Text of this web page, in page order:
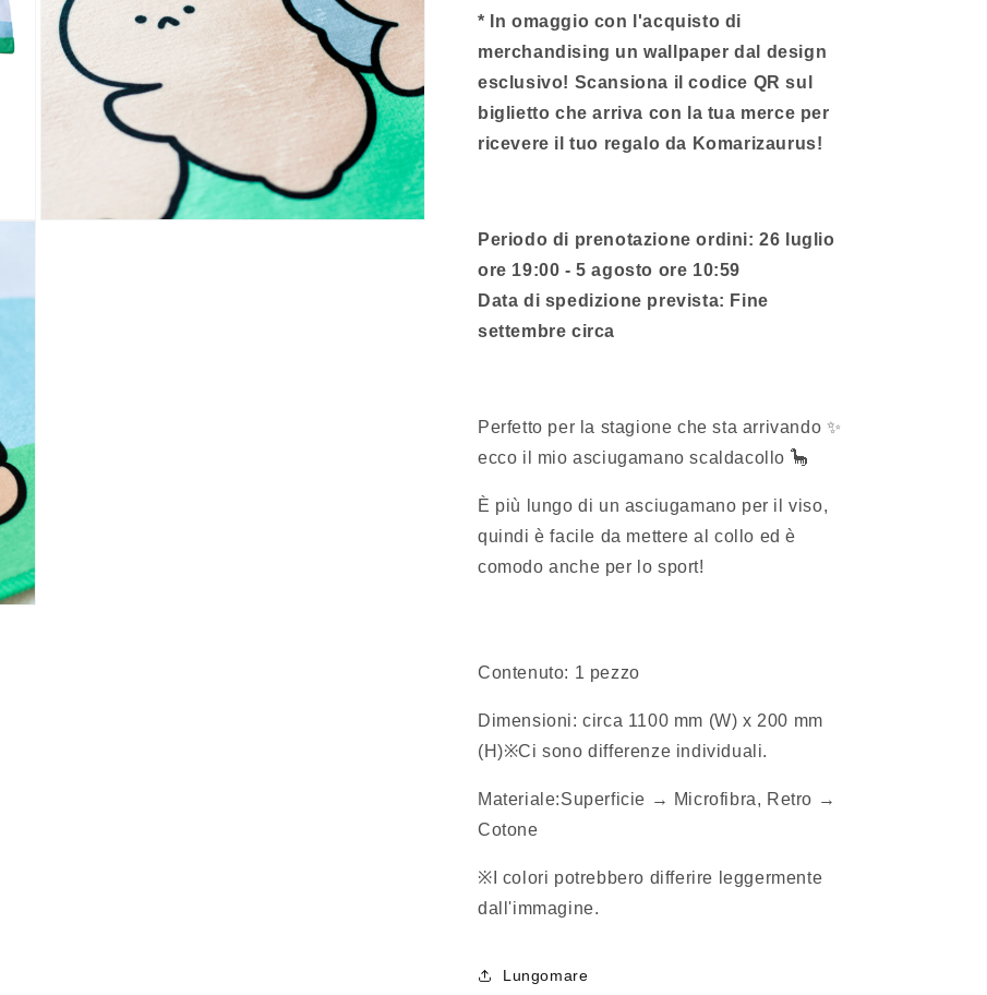
* In omaggio con l'acquisto di
merchandising un wallpaper dal design
esclusivo! Scansiona il codice QR sul
biglietto che arriva con la tua merce per
ricevere il tuo regalo da Komarizaurus!
Periodo di prenotazione ordini: 26 luglio
ore 19:00 - 5 agosto ore 10:59
Data di spedizione prevista: Fine
settembre circa
Perfetto per la stagione che sta arrivando ✨
ecco il mio asciugamano scaldacollo 🦕
È più lungo di un asciugamano per il viso,
quindi è facile da mettere al collo ed è
comodo anche per lo sport!
Contenuto: 1 pezzo
Dimensioni: circa 1100 mm (W) x 200 mm
(H)※Ci sono differenze individuali.
Materiale:Superficie → Microfibra, Retro →
Cotone
※ I colori potrebbero differire leggermente
dall'immagine.
Lungomare